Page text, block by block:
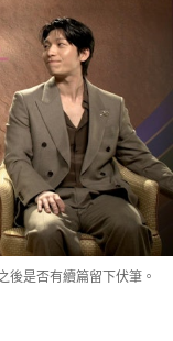
後是否有續篇留下伏筆。